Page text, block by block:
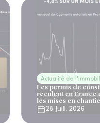
Actualité de
Les permis de
reculent en France
les mises en
solides
28 Juill. 2026